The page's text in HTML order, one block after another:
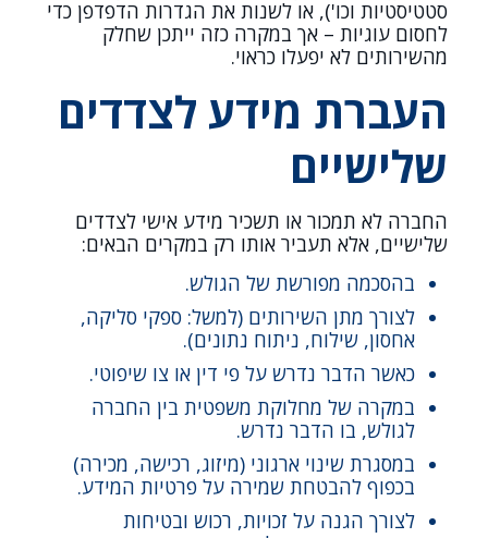
סטטיסטיות וכו'), או לשנות את הגדרות הדפדפן כדי
לחסום עוגיות – אך במקרה כזה ייתכן שחלק
מהשירותים לא יפעלו כראוי.
העברת מידע לצדדים
שלישיים
החברה לא תמכור או תשכיר מידע אישי לצדדים
שלישיים, אלא תעביר אותו רק במקרים הבאים:
בהסכמה מפורשת של הגולש.
לצורך מתן השירותים (למשל: ספקי סליקה,
אחסון, שילוח, ניתוח נתונים).
כאשר הדבר נדרש על פי דין או צו שיפוטי.
במקרה של מחלוקת משפטית בין החברה
לגולש, בו הדבר נדרש.
במסגרת שינוי ארגוני (מיזוג, רכישה, מכירה)
בכפוף להבטחת שמירה על פרטיות המידע.
לצורך הגנה על זכויות, רכוש ובטיחות